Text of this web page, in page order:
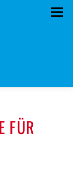
Menü
SPENDEN
FÜR